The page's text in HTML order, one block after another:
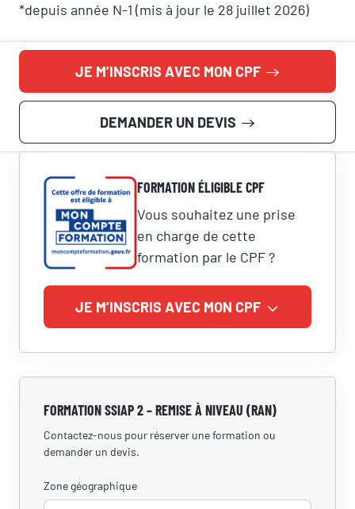
*depuis année N-1 (mis à jour le 28 juillet 2026)
JE M’INSCRIS AVEC MON CPF
DEMANDER UN DEVIS
FORMATION ÉLIGIBLE CPF
Vous souhaitez une prise
en charge de cette
formation par le CPF ?
JE M’INSCRIS AVEC MON CPF
FORMATION SSIAP 2 – REMISE À NIVEAU (RAN)
Contactez-nous pour réserver une formation ou
demander un devis.
Zone géographique
notre politique de confidentialité.